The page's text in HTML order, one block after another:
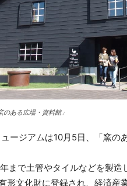
ある広場・資料館」
ージアムは10月5日、「窯の
まで土管やタイルなどを製
形文化財に登録され、経済